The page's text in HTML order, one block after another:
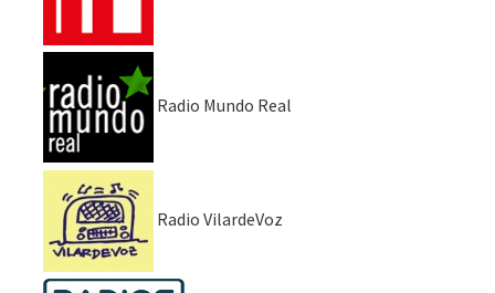
Radio Mundo Real
Radio VilardeVoz